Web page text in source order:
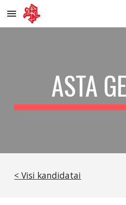
Skip to main content
ASTA
< Visi kandidatai